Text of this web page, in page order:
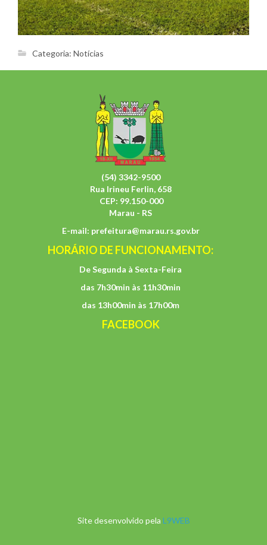
Categoria: Notícias
(54) 3342-9500
Rua Irineu Ferlin, 658
CEP: 99.150-000
Marau - RS
E-mail: prefeitura@marau.rs.gov.br
HORÁRIO DE FUNCIONAMENTO:
De Segunda à Sexta-Feira
das 7h30min às 11h30min
das 13h00min às 17h00m
FACEBOOK
Site desenvolvido pela L9WEB